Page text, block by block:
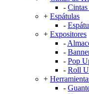
-
+ Espátulas
-
+ Expositores
-
-
- Pop
- Roll
+
-